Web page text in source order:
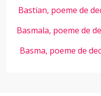
Bastian, poeme de
Basmala, poeme de
Basma, poeme de